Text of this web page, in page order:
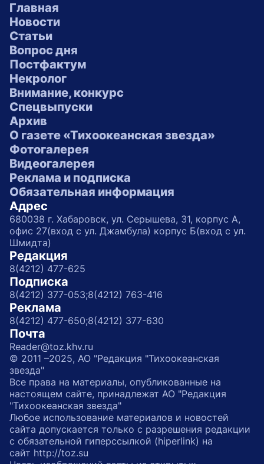
Главная
Новости
Статьи
Вопрос дня
Постфактум
Некролог
Внимание, конкурс
Спецвыпуски
Архив
О газете «Тихоокеанская звезда»
Фотогалерея
Видеогалерея
Реклама и подписка
Обязательная информация
Адрес
680038 г. Хабаровск, ул. Серышева, 31, корпус А,
офис 27(вход с ул. Джамбула) корпус Б(вход с ул.
Шмидта)
Редакция
8(4212) 477-625
Подписка
8(4212) 377-053;8(4212) 763-416
Реклама
8(4212) 477-650;8(4212) 377-630
Почта
Reader@toz.khv.ru
© 2011 –2025, АО "Редакция "Тихоокеанская
звезда"
Все права на материалы, опубликованные на
настоящем сайте, принадлежат АО "Редакция
"Тихоокеанская звезда"
Любое использование материалов и новостей
сайта допускается только с разрешения редакции
с обязательной гиперссылкой (hiperlink) на
сайт http://toz.su